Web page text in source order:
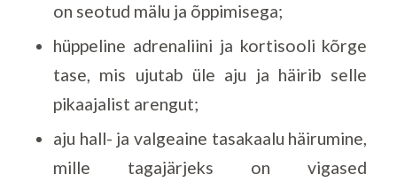
on seotud mälu ja õppimisega;
hüppeline adrenaliini ja kortisooli kõrge
tase, mis ujutab üle aju ja häirib selle
pikaajalist arengut;
aju hall- ja valgeaine tasakaalu häirumine,
mille tagajärjeks on vigased